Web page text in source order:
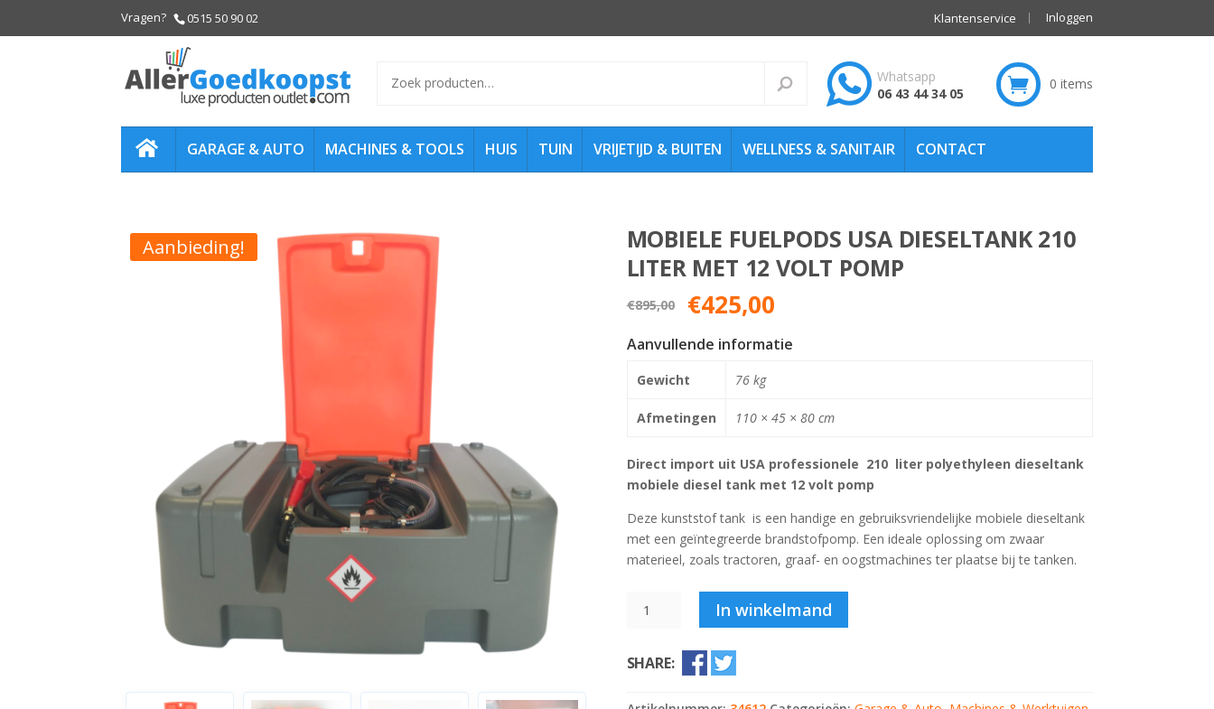
0515 50 90 02 Klantenservice Inloggen
naar:
Zoeken
Whatsapp
06 43 44 34 05
0 items
GARAGE & AUTO MACHINES & TOOLS HUIS TUIN VRIJETIJD & BUITEN WELLNESS & SANITAIR CONTACT
Aanbieding!
MOBIELE FUELPODS USA DIESELTANK 210
LITER MET 12 VOLT POMP
€895,00 Oorspronkelijke
prijs
was:
€425,00Huidige
is:
Aanvullende informatie
Gewicht 76 kg
Afmetingen 110 × 45 × 80 cm
Direct import uit USA professionele 210 liter polyethyleen dieseltank
mobiele diesel tank met 12 volt pomp
Deze kunststof tank is een handige en gebruiksvriendelijke mobiele dieseltank
met een geïntegreerde brandstofpomp. Een ideale oplossing om zwaar
materieel, zoals tractoren, graaf- en oogstmachines ter plaatse bij te tanken.
dieseltank
liter
In winkelmand
SHARE: